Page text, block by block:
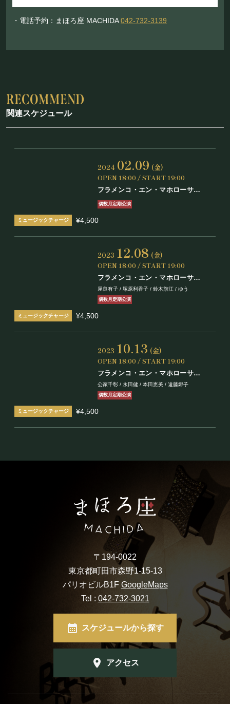
・電話予約：まほろ座 MACHIDA042-732-3139
関連スケジュール
2024 02.09 (金)
OPEN 18:00 / START 19:00
フラメンコ・エン・マホローサ
Vol.47
偶数月定期公演
¥4,500
2023 12.08 (金)
OPEN 18:00 / START 19:00
フラメンコ・エン・マホローサ
Vol.46
屋良有子 / 塚原利香子 / 鈴木旗江 / ゆう​​
偶数月定期公演
¥4,500
2023 10.13 (金)
OPEN 18:00 / START 19:00
フラメンコ・エン・マホローサ
Vol.45
公家千彰 / 永田健 / 本田恵美 / 遠藤郷子
偶数月定期公演
¥4,500
〒194-0022
東京都町田市森野1-15-13
パリオビルB1F GoogleMaps
Tel : 042-732-3021
スケジュールから探す
アクセス